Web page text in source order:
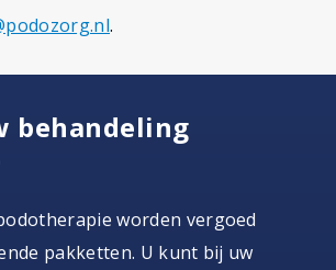
.
behandeling
worden vergoed
pakketten. U kunt bij uw